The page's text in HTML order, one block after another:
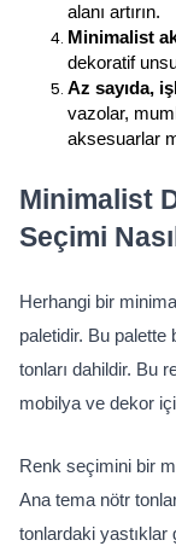
alanı artırın.
Minimalist
dekoratif
Az sayıda,
vazolar,
aksesuarlar
Minimalist
Seçimi
Herhangi bir
paletidir. Bu
tonları dahildir. Bu
mobilya ve dekor
Renk seçimini bir
Ana tema nötr
tonlardaki yastıklar